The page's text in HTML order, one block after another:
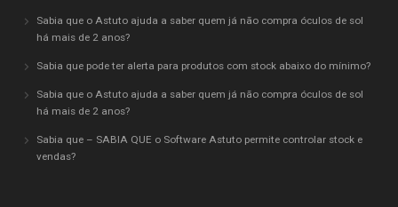
Sabia que o Astuto ajuda a saber quem já não compra óculos de sol
há mais de 2 anos?
Sabia que pode ter alerta para produtos com stock abaixo do mínimo?
Sabia que o Astuto ajuda a saber quem já não compra óculos de sol
há mais de 2 anos?
Sabia que – SABIA QUE o Software Astuto permite controlar stock e
vendas?